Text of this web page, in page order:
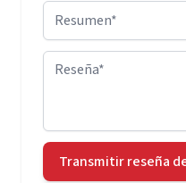
Resumen
Reseña
Transmitir reseña